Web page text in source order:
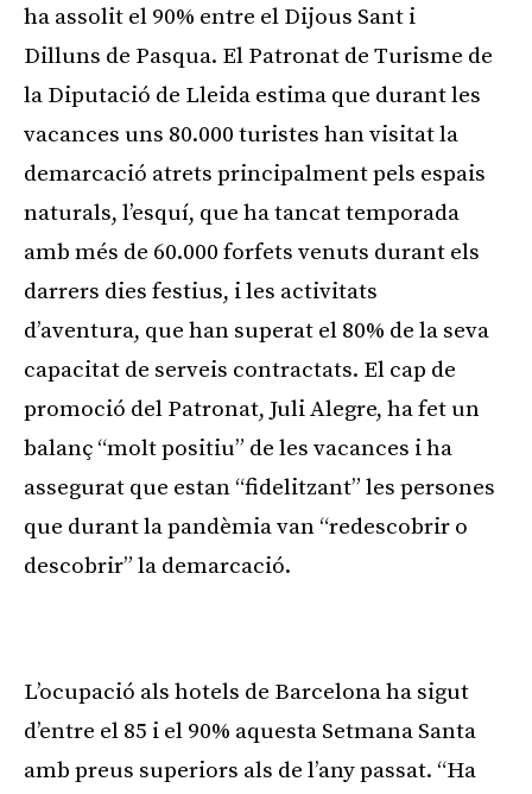
ha assolit el 90% entre el Dijous Sant i
Dilluns de Pasqua. El Patronat de Turisme de
la Diputació de Lleida estima que durant les
vacances uns 80.000 turistes han visitat la
demarcació atrets principalment pels espais
naturals, l’esquí, que ha tancat temporada
amb més de 60.000 forfets venuts durant els
darrers dies festius, i les activitats
d’aventura, que han superat el 80% de la seva
capacitat de serveis contractats. El cap de
promoció del Patronat, Juli Alegre, ha fet un
balanç “molt positiu” de les vacances i ha
assegurat que estan “fidelitzant” les persones
que durant la pandèmia van “redescobrir o
descobrir” la demarcació.
L’ocupació als hotels de Barcelona ha sigut
d’entre el 85 i el 90% aquesta Setmana Santa
amb preus superiors als de l’any passat. “Ha